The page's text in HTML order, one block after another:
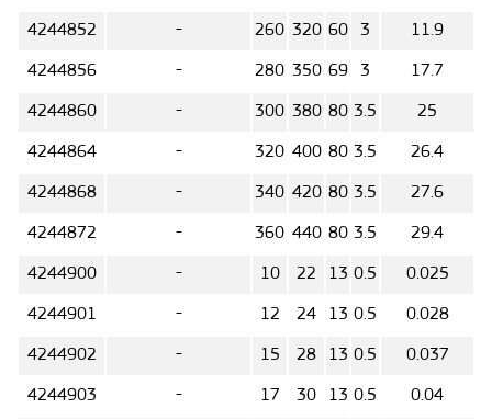
4244852 - 260 320 60 3 11.9
4244856 - 280 350 69 3 17.7
4244860 - 300 380 80 3.5 25
4244864 - 320 400 80 3.5 26.4
4244868 - 340 420 80 3.5 27.6
4244872 - 360 440 80 3.5 29.4
4244900 - 10 22 13 0.5 0.025
4244901 - 12 24 13 0.5 0.028
4244902 - 15 28 13 0.5 0.037
4244903 - 17 30 13 0.5 0.04